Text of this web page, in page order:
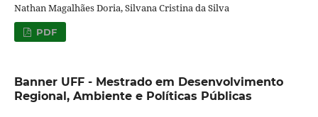
Nathan Magalhães Doria, Silvana Cristina da Silva
PDF
Banner UFF - Mestrado em Desenvolvimento
Regional, Ambiente e Políticas Públicas